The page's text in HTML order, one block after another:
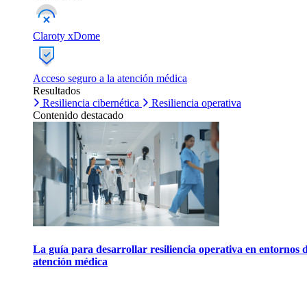
Claroty xDome
Acceso seguro a la atención médica
Resultados
Resiliencia cibernética
Resiliencia operativa
Contenido destacado
La guía para desarrollar resiliencia operativa en entornos
atención médica